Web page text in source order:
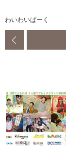
わいわいぱーく